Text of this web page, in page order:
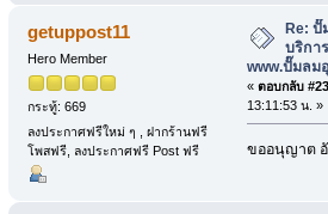
getuppost11
Hero Member
กระทู้: 669
ลงประกาศฟรีใหม่ ๆ , ฝากร้านฟรี
โพสฟรี, ลงประกาศฟรี Post ฟรี
Re: ปั๊
บริกา
www.ปั๊มลม
« ตอบกลับ
13:11:53 น. »
ขออนุญาต